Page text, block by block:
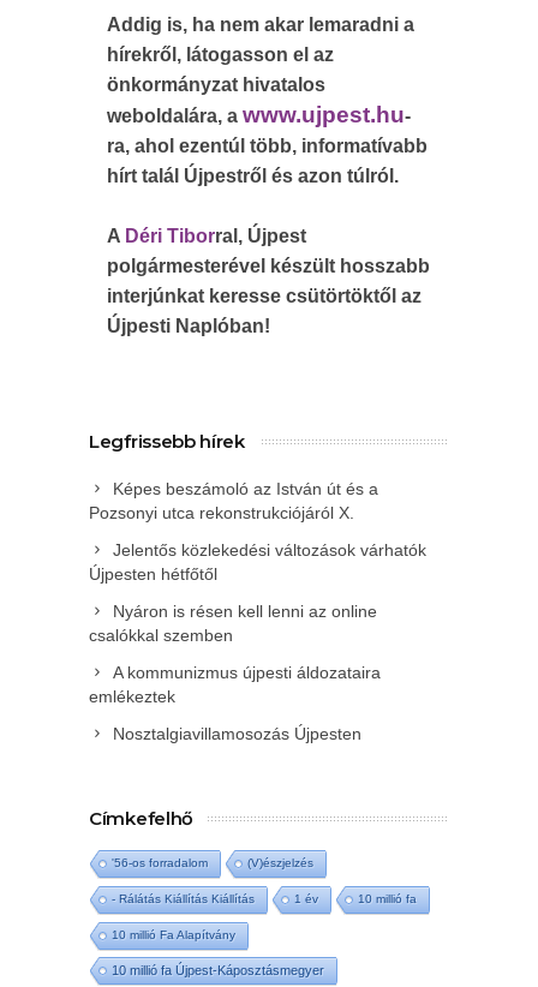
Addig is, ha nem akar lemaradni a
hírekről, látogasson el az
önkormányzat hivatalos
weboldalára, a www.ujpest.hu-
ra, ahol ezentúl több, informatívabb
hírt talál Újpestről és azon túlról.
A Déri Tiborral, Újpest
polgármesterével készült hosszabb
interjúnkat keresse csütörtöktől az
Újpesti Naplóban!
Legfrissebb hírek
Képes beszámoló az István út és a
Pozsonyi utca rekonstrukciójáról X.
Jelentős közlekedési változások várhatók
Újpesten hétfőtől
Nyáron is résen kell lenni az online
csalókkal szemben
A kommunizmus újpesti áldozataira
emlékeztek
Nosztalgiavillamosozás Újpesten
Címkefelhő
'56-os forradalom (V)észjelzés
- Rálátás Kiállítás Kiállítás 1 év 10 millió fa
10 millió Fa Alapítvány
10 millió fa Újpest-Káposztásmegyer